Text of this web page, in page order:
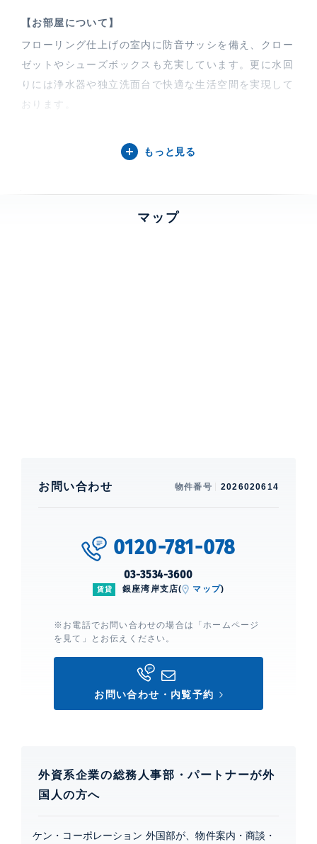
【お部屋について】
フローリング仕上げの室内に防音サッシを備え、クロー
ゼットやシューズボックスも充実しています。更に水回
りには浄水器や独立洗面台で快適な生活空間を実現して
おります。
【コンフォリア・リヴ八丁堀について】
感を放ち、ロケーションは晴海通り門跡橋交差点から一
チン、 カウンターキッチン、 BS、 CS、 ネット使用料
建物設備・施設
エレベーター、 宅配ボックス、 敷地
プルキー、 TVモニター付きインター
ホン、 防犯カメラ
建物詳細
もっと見る
マップ
お問い合わせ 物件番号 2026020614
0120-781-078
03-3534-3600
賃貸 銀座湾岸支店( マップ)
※お電話でお問い合わせの場合は「ホームページ
を見て」とお伝えください。
お問い合わせ・内覧予約
外資系企業の総務人事部・パートナーが外
国人の方へ
ケン・コーポレーション 外国部が、物件案内・商談・